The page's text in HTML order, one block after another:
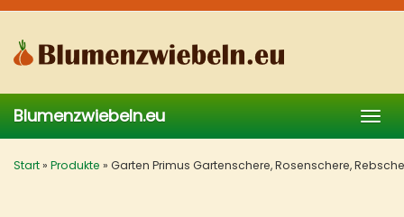
Skip
main
content
Blumenzwiebeln.eu
Start» Produkte » Garten Primus Gartenschere, Rosenschere,